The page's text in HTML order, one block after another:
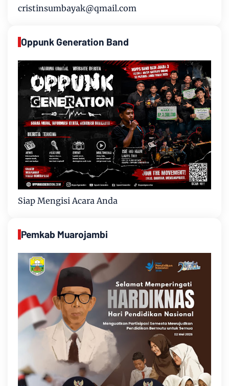
cristinsumbayak@qmail.com
Oppunk Generation Band
Siap Mengisi Acara Anda
Pemkab Muarojambi